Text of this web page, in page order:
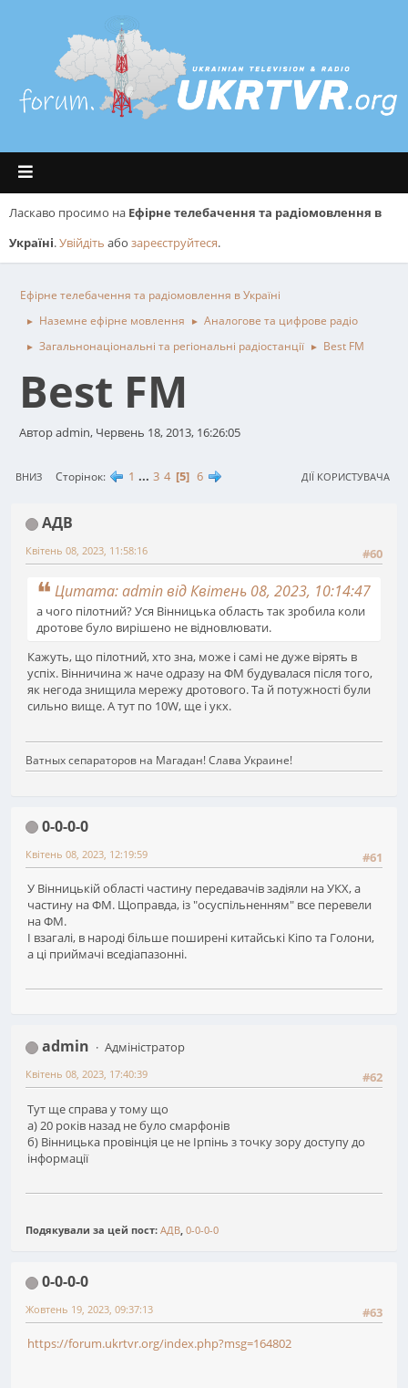
Ласкаво просимо на Ефірне телебачення та радіомовлення в
Україні.Увійдіть або зареєструйтеся.
Ефірне телебачення та радіомовлення в Україні
► Наземне ефірне мовлення ► Аналогове та цифрове радіо
► Загальнонаціональні та регіональні радіостанції ► Best FM
Best FM
Автор admin, Червень 18, 2013, 16:26:05
ВНИЗ Сторінок 1 ... 3 4 5 6 ДІЇ КОРИСТУВАЧА
АДВ
#60
Квітень 08, 2023, 11:58:16
Цитата: admin від Квітень 08, 2023, 10:14:47
а чого пілотний? Уся Вінницька область так зробила коли
дротове було вирішено не відновлювати.
Кажуть, що пілотний, хто зна, може і самі не дуже вірять в
успіх. Вінничина ж наче одразу на ФМ будувалася після того,
як негода знищила мережу дротового. Та й потужності були
сильно вище. А тут по 10W, ще і укх.
Ватных сепараторов на Магадан! Слава Украине!
0-0-0-0
#61
Квітень 08, 2023, 12:19:59
У Вінницькій області частину передавачів задіяли на УКХ, а
частину на ФМ. Щоправда, із "осуспільненням" все перевели
на ФМ.
І взагалі, в народі більше поширені китайські Кіпо та Голони,
а ці приймачі вседіапазонні.
admin
Адміністратор
#62
Квітень 08, 2023, 17:40:39
Тут ще справа у тому що
а) 20 років назад не було смарфонів
б) Вінницька провінція це не Ірпінь з точку зору доступу до
інформації
Подякували за цей пост: АДВ 0-0-0-0
0-0-0-0
#63
Жовтень 19, 2023, 09:37:13
https://forum.ukrtvr.org/index.php?msg=164802